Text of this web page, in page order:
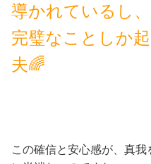
導かれているし
完璧なことしか
夫🌈
この確信と安心感が、真